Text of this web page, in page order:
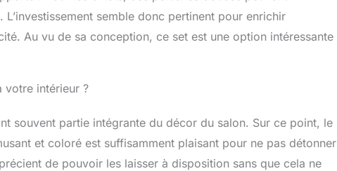
semble donc pertinent pour enrichir
Au vu de sa conception, ce set est une option intéressante
votre intérieur ?
souvent partie intégrante du décor du salon. Sur ce point, le
et coloré est suffisamment plaisant pour ne pas détonner
de pouvoir les laisser à disposition sans que cela ne